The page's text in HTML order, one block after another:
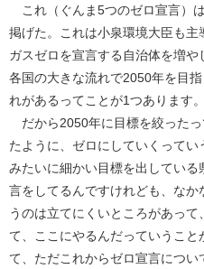
これ（ぐんま5つのゼロ宣言）
掲げた。これは小泉環境大臣も
ガスゼロを宣言する自治体を増や
各国の大きな流れで2050年を目
れがあるってことが1つあります。
だから2050年に目標を絞った
たように、ゼロにしていくって
みたいに細かい目標を出してい
言をしてるんですけれども、な
うのは立てにくいところがあっ
て、ここにやるんだっていうこ
て、ただこれからゼロ宣言につ